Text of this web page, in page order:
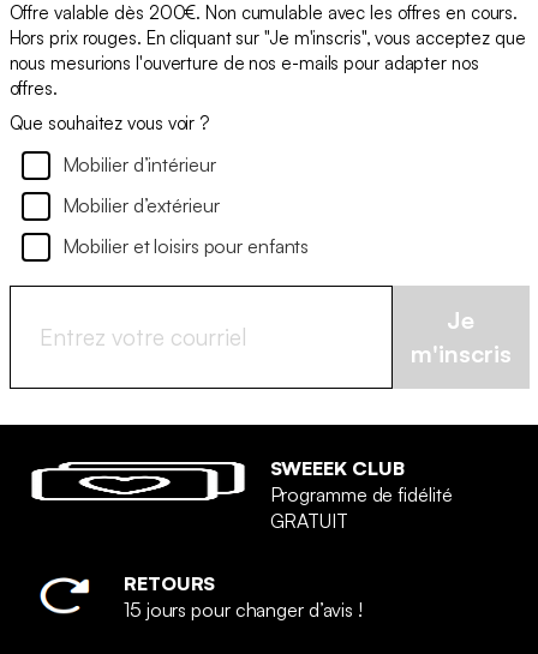
Offre valable dès 200€. Non cumulable avec les offres en cours.
Hors prix rouges. En cliquant sur "Je m'inscris", vous acceptez que
nous mesurions l'ouverture de nos e-mails pour adapter nos
offres.
Que souhaitez vous voir ?
Mobilier d’intérieur
Mobilier d’extérieur
Mobilier et loisirs pour enfants
Je
m'inscris
SWEEEK CLUB
Programme de fidélité
GRATUIT
RETOURS
15 jours pour changer d’avis !